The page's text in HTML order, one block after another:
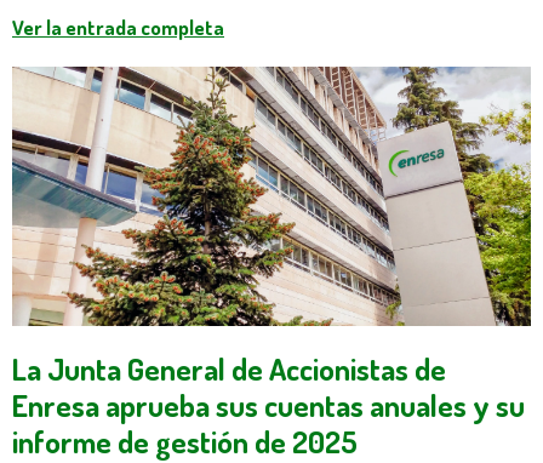
Ver la entrada completa
La Junta General de Accionistas de
Enresa aprueba sus cuentas anuales y su
informe de gestión de 2025